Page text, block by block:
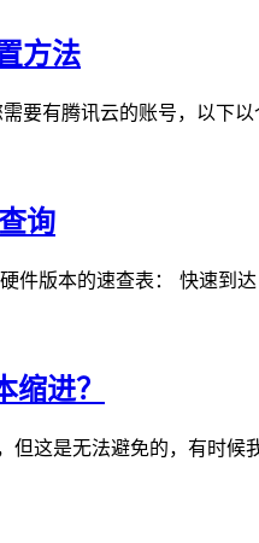
方法
要有腾讯云的账号，以下
询
件版本的速查表： 快速到达
进？
但这是无法避免的，有时